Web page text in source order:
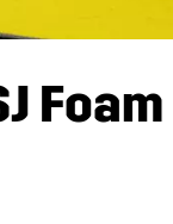
Foam